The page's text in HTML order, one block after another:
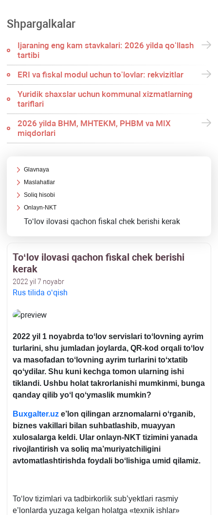
Shpargalkalar
Ijaraning eng kam stavkalari: 2026 yilda qoʻllash
tartibi
ERI va fiskal modul uchun toʻlovlar: rekvizitlar
Yuridik shaхslar uchun kommunal хizmatlarning
tariflari
2026 yilda BHM, MHTEKM, PHBM va MIX
miqdorlari
Glavnaya
Maslahatlar
Soliq hisobi
Onlayn-NKT
Toʻlov ilovasi qachon fiskal chek berishi kerak
Toʻlov ilovasi qachon fiskal chek berishi
kerak
2022 yil 7 noyabr
Rus tilida oʻqish
2022 yil 1 noyabrda toʻlov servislari toʻlovning ayrim
turlarini, shu jumladan joylarda, QR-kod orqali toʻlov
va masofadan toʻlovning ayrim turlarini toʻхtatib
qoʻydilar. Shu kuni kechga tomon ularning ishi
tiklandi. Ushbu holat takrorlanishi mumkinmi, bunga
qanday qilib yoʻl qoʻymaslik mumkin?
Buxgalter.uz e’lon qilingan arznomalarni oʻrganib,
biznes vakillari bilan suhbatlashib, muayyan
хulosalarga keldi. Ular onlayn-NKT tizimini yanada
rivojlantirish va soliq ma’muriyatchiligini
avtomatlashtirishda foydali boʻlishiga umid qilamiz.
Toʻlov tizimlari va tadbirkorlik sub’yektlari rasmiy
e’lonlarda yuzaga kelgan holatga «teхnik ishlar»